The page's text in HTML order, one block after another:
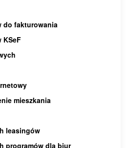
do fakturowania
KSeF
mieszkania
leasingów
programów dla biur